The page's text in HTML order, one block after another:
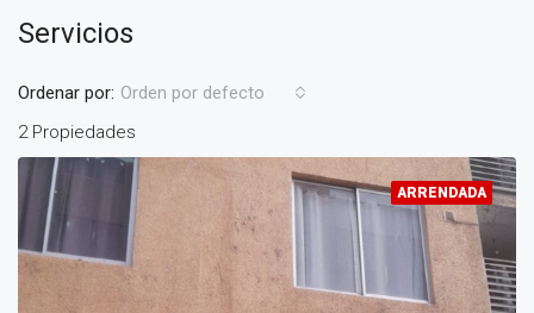
Servicios
2 Propiedades
Ordenar por: Orden por defecto
ARRENDADA